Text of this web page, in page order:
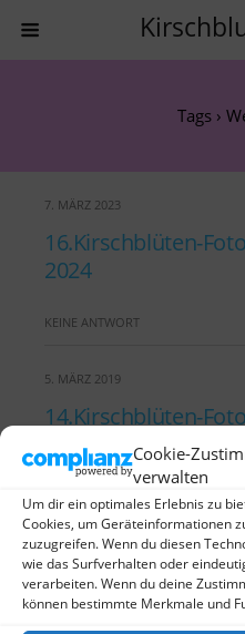
Cookie-
verwalten
Um dir ein optimales Erlebnis zu
Cookies, um Geräteinformationen
zuzugreifen. Wenn du diesen
wie das Surfverhalten oder
verarbeiten. Wenn du deine
können bestimmte Merkmale und
Tags ›
7. MÄRZ 2023
16.Kirschblüten-
2024
KEINE ANTWORT
5. MÄRZ 2019
14.Kirschblüten-
2022
KEINE ANTWORT
20. JULI 2017
2017- Kirschblüten-
Fotowettbewerb